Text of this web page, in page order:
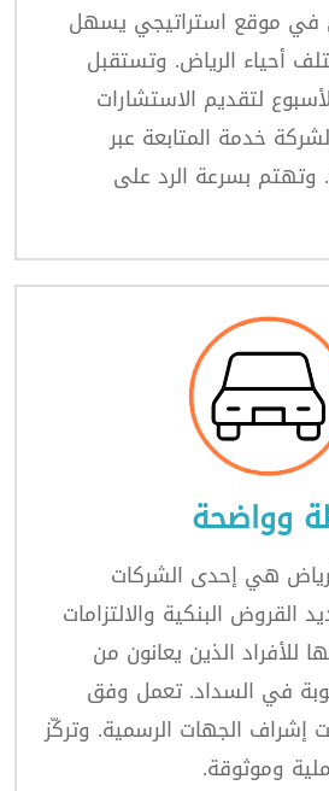
في موقع استراتيجي يسهل
أحياء الرياض. وتستقبل
لتقديم الاستشارات
خدمة المتابعة عبر
وتهتم بسرعة الرد على
وواضحة
هي إحدى الشركات
البنكية والالتزامات
للأفراد الذين يعانون من
في السداد. تعمل وفق
إشراف الجهات الرسمية. وتركّز
وموثوقة.